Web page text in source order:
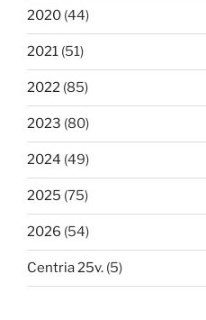
2020 (44)
2021 (51)
2022 (85)
2023 (80)
2024 (49)
2025 (75)
2026 (54)
Centria 25v. (5)